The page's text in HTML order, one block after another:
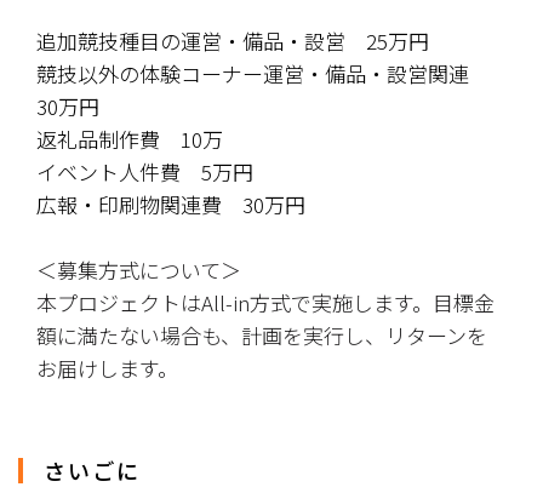
追加競技種目の運営・備品・設営　25万円
競技以外の体験コーナー運営・備品・設営関連
30万円
返礼品制作費　10万
イベント人件費　5万円
広報・印刷物関連費　30万円
＜募集方式について＞
本プロジェクトはAll-in方式で実施します。目標金
額に満たない場合も、計画を実行し、リターンを
お届けします。
さいごに